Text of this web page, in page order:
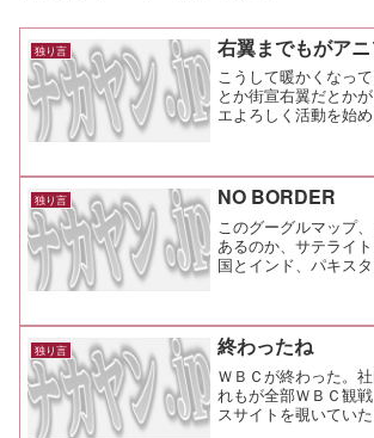
独り言 右翼までもがア
こうして暖かくなっ
とか街宣右翼だとか
エよろしく活動を始
の街宣車が通ったん
るのが軍歌じゃなく
宇宙戦艦ヤマトなんだ
独り言 NO BORDER
このグーグルマップ
あるのか、サテライ
国とインド、パキス
と、実にたくさんの
てことがわかる。
から見たら、国境とか
間が勝手に作った集合
って、つく...
独り言 終わったね
ＷＢＣが終わった。
れもが全部ＷＢＣ観
スサイトを覗いてい